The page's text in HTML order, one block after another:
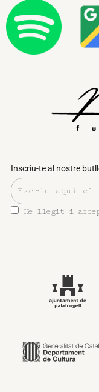
Inscriu-te al nostre
He llegit i